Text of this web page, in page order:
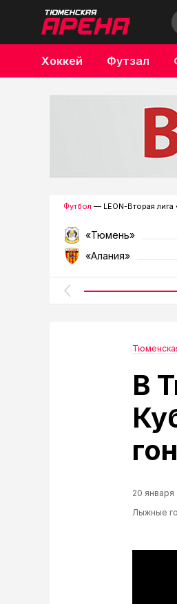
Хоккей Футзал
Бокс
Футбол — LEON-Вторая лига
«Тюмень»
«Алания»
В
20 января
Лыжные